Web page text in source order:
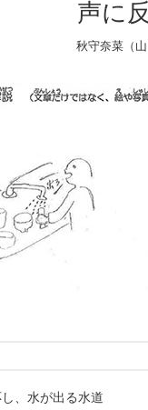
声に
秋守奈菜（
、水が出る水道